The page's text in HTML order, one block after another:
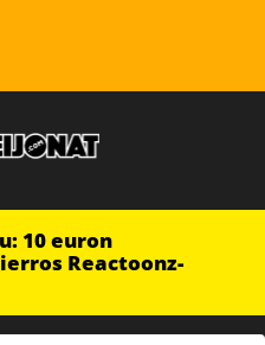
10 euron
Reactoonz-